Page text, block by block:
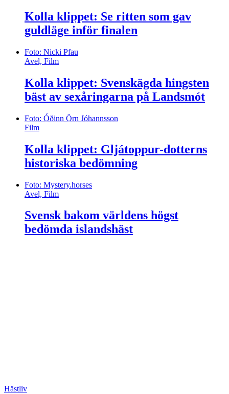
Kolla klippet: Se ritten som gav
guldläge inför finalen
Foto: Nicki Pfau
Avel, Film
Kolla klippet: Svenskägda hingsten
bäst av sexåringarna på Landsmót
Foto: Óðinn Örn Jóhannsson
Film
Kolla klippet: Gljátoppur-dotterns
historiska bedömning
Foto: Mystery.horses
Avel, Film
Svensk bakom världens högst
bedömda islandshäst
Hästliv